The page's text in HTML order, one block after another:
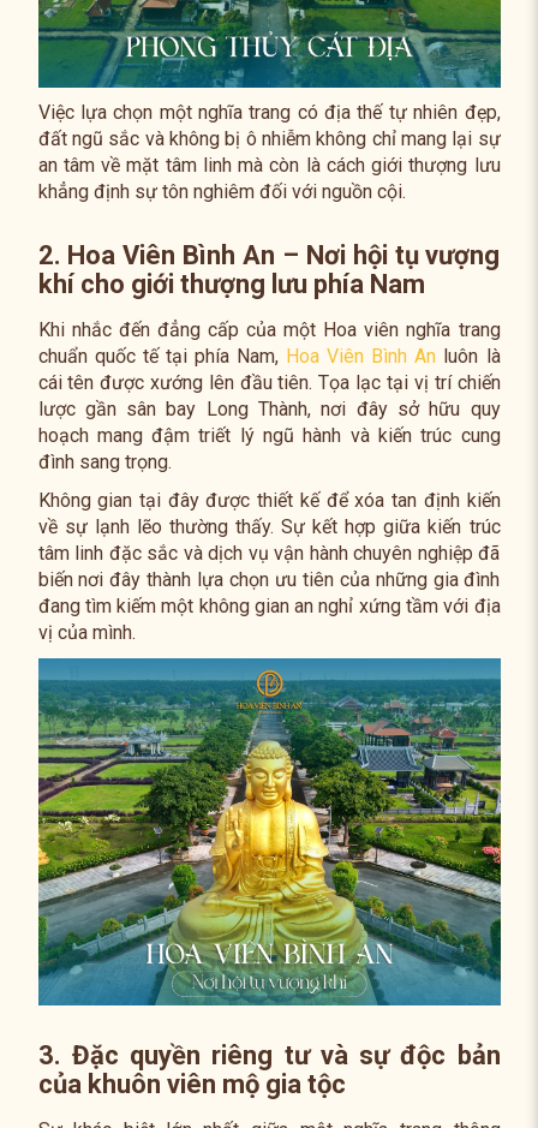
Việc lựa chọn một nghĩa trang có địa thế tự nhiên đẹp,
đất ngũ sắc và không bị ô nhiễm không chỉ mang lại sự
an tâm về mặt tâm linh mà còn là cách giới thượng lưu
khẳng định sự tôn nghiêm đối với nguồn cội.
2. Hoa Viên Bình An – Nơi hội tụ vượng
khí cho giới thượng lưu phía Nam
Khi nhắc đến đẳng cấp của một Hoa viên nghĩa trang
chuẩn quốc tế tại phía Nam, Hoa Viên Bình An luôn là
cái tên được xướng lên đầu tiên. Tọa lạc tại vị trí chiến
lược gần sân bay Long Thành, nơi đây sở hữu quy
hoạch mang đậm triết lý ngũ hành và kiến trúc cung
đình sang trọng.
Không gian tại đây được thiết kế để xóa tan định kiến
về sự lạnh lẽo thường thấy. Sự kết hợp giữa kiến trúc
tâm linh đặc sắc và dịch vụ vận hành chuyên nghiệp đã
biến nơi đây thành lựa chọn ưu tiên của những gia đình
đang tìm kiếm một không gian an nghỉ xứng tầm với địa
vị của mình.
3. Đặc quyền riêng tư và sự độc bản
của khuôn viên mộ gia tộc